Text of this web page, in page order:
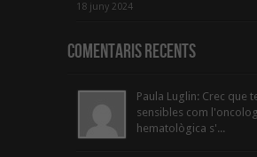
18 juny 2024
Comentaris Recents
Paula Luglin: Crec que
sensibles com
hematològica s'...